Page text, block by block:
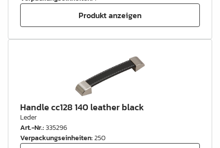
Produkt anzeigen
Handle cc128 140 leather black
Leder
Art.-Nr.:335296
Verpackungseinheiten:250